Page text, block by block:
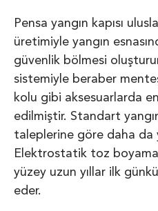
Pensa yangın kapısı
üretimiyle yangın
güvenlik bölmesi
sistemiyle beraber
kolu gibi aksesuarlarda
edilmiştir. Standart
taleplerine göre daha da
Elektrostatik toz
yüzey uzun yıllar ilk günkü
eder.